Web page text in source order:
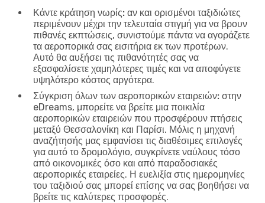
Κάντε κράτηση νωρίς: αν και ορισμένοι ταξιδιώτες
περιμένουν μέχρι την τελευταία στιγμή για να βρουν
πιθανές εκπτώσεις, συνιστούμε πάντα να αγοράζετε
τα αεροπορικά σας εισιτήρια εκ των προτέρων.
Αυτό θα αυξήσει τις πιθανότητές σας να
εξασφαλίσετε χαμηλότερες τιμές και να αποφύγετε
υψηλότερο κόστος αργότερα.
Σύγκριση όλων των αεροπορικών εταιρειών: στην
eDreams, μπορείτε να βρείτε μια ποικιλία
αεροπορικών εταιρειών που προσφέρουν πτήσεις
μεταξύ Θεσσαλονίκη και Παρίσι. Μόλις η μηχανή
αναζήτησής μας εμφανίσει τις διαθέσιμες επιλογές
για αυτό το δρομολόγιο, συγκρίνετε ναύλους τόσο
από οικονομικές όσο και από παραδοσιακές
αεροπορικές εταιρείες. Η ευελιξία στις ημερομηνίες
του ταξιδιού σας μπορεί επίσης να σας βοηθήσει να
βρείτε τις καλύτερες προσφορές.